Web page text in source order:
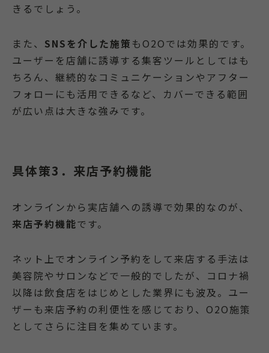
きるでしょう。
また、 SNSを介した施策 もO2Oでは効果的です。
ユーザーを店舗に誘導する集客ツールとしてはも
ちろん、継続的なコミュニケーションやアフター
フォローにも活用できるなど、カバーできる範囲
が広い点は大きな強みです。
具体策3．来店予約機能
オンラインから実店舗への誘導で効果的なのが、
来店予約機能です。
ネット上でオンライン予約をして来店する手法は
美容院やサロンなどで一般的でしたが、コロナ禍
以降は飲食店をはじめとした業界にも波及。ユー
ザーも来店予約の利便性を感じており、O2O施策
としてさらに注目を集めています。